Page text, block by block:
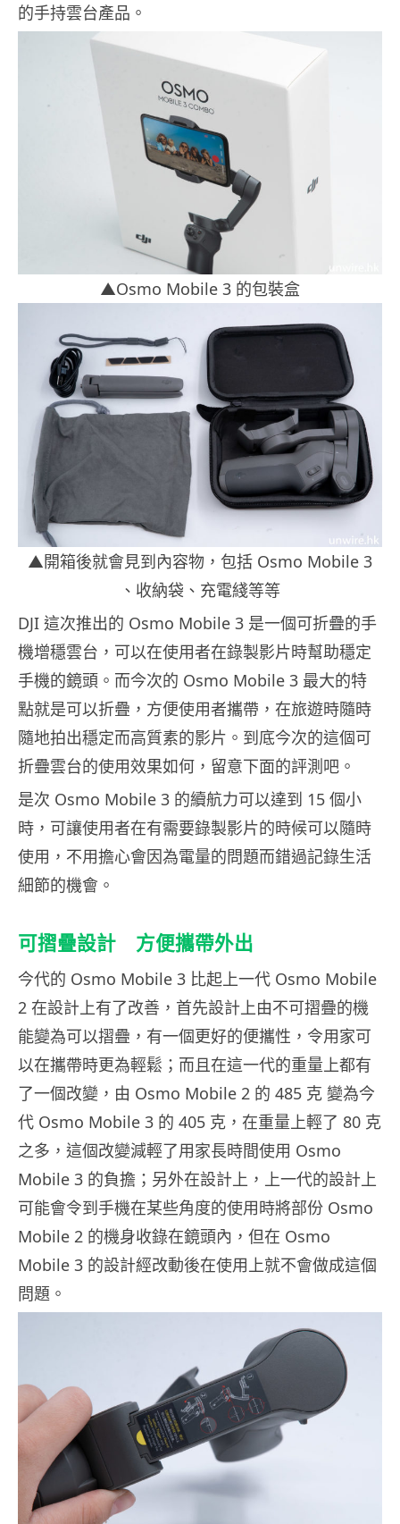
的手持雲台產品。
▲Osmo Mobile 3 的包裝盒
▲開箱後就會見到內容物，包括 Osmo Mobile 3
、收納袋、充電綫等等
DJI 這次推出的 Osmo Mobile 3 是一個可折疊的手
機增穩雲台，可以在使用者在錄製影片時幫助穩定
手機的鏡頭。而今次的 Osmo Mobile 3 最大的特
點就是可以折疊，方便使用者攜帶，在旅遊時隨時
隨地拍出穩定而高質素的影片。到底今次的這個可
折疊雲台的使用效果如何，留意下面的評測吧。
是次 Osmo Mobile 3 的續航力可以達到 15 個小
時，可讓使用者在有需要錄製影片的時候可以隨時
使用，不用擔心會因為電量的問題而錯過記錄生活
細節的機會。
可摺疊設計 方便攜帶外出
今代的 Osmo Mobile 3 比起上一代 Osmo Mobile
2 在設計上有了改善，首先設計上由不可摺疊的機
能變為可以摺疊，有一個更好的便攜性，令用家可
以在攜帶時更為輕鬆；而且在這一代的重量上都有
了一個改變，由 Osmo Mobile 2 的 485 克 變為今
代 Osmo Mobile 3 的 405 克，在重量上輕了 80 克
之多，這個改變減輕了用家長時間使用 Osmo
Mobile 3 的負擔；另外在設計上，上一代的設計上
可能會令到手機在某些角度的使用時將部份 Osmo
Mobile 2 的機身收錄在鏡頭內，但在 Osmo
Mobile 3 的設計經改動後在使用上就不會做成這個
問題。